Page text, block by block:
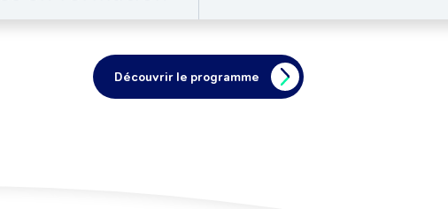
Découvrir le programme